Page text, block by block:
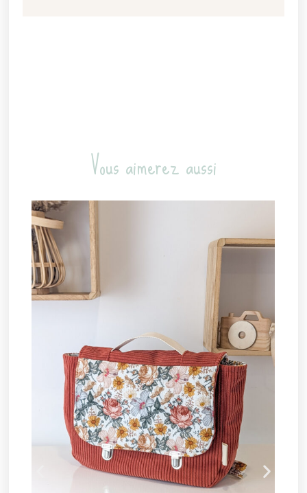
Vous aimerez aussi